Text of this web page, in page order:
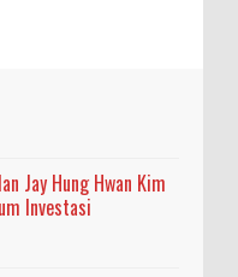
Jay Hung Hwan Kim
Investasi